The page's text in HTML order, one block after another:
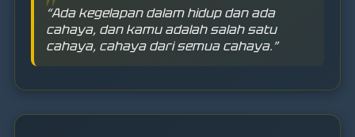
“Ada kegelapan dalam hidup dan ada
cahaya, dan kamu adalah salah satu
cahaya, cahaya dari semua cahaya.”